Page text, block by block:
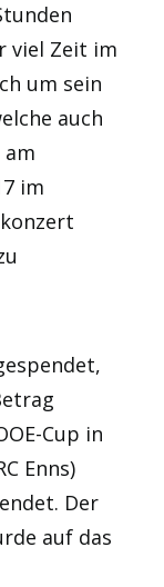
viel Zeit im
um sein
auch
im
Cup in
Enns)
Der
auf das